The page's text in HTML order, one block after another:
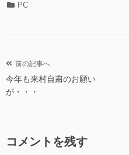
カ
PC
投
稿
ナ
ー
前の記事へ
今年も来村自粛のお願い
が・・・
コメントを残す